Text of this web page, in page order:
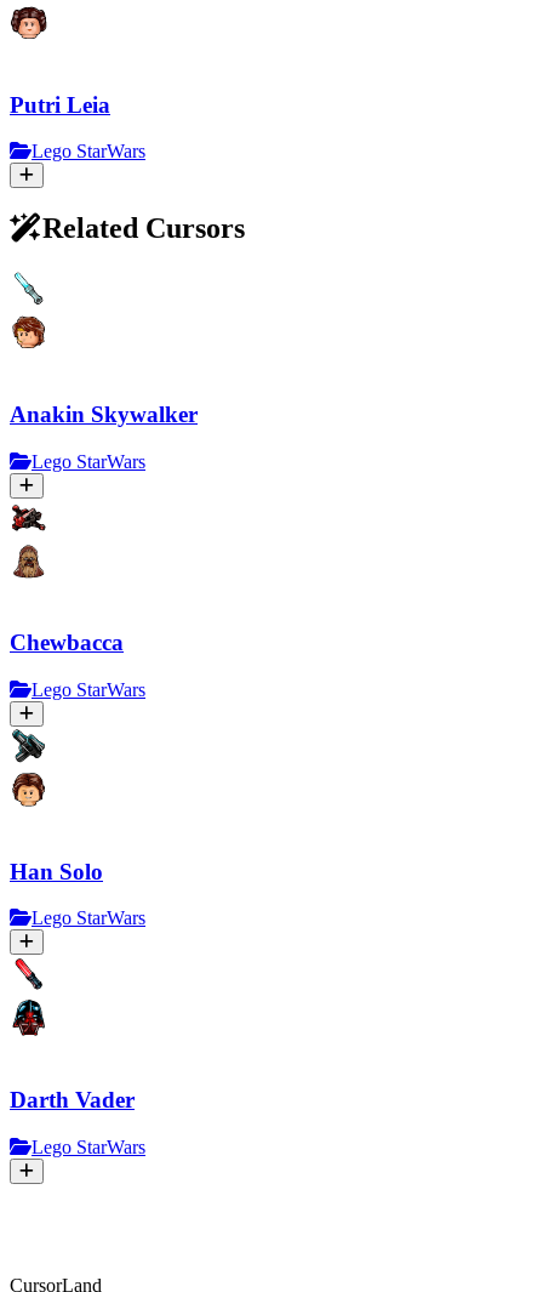
Putri Leia
Lego StarWars
Related Cursors
Anakin Skywalker
Lego StarWars
Chewbacca
Lego StarWars
Han Solo
Lego StarWars
Darth Vader
Lego StarWars
CursorLand